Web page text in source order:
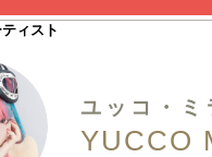
ィスト
ユッコ・ミ
YUCCO